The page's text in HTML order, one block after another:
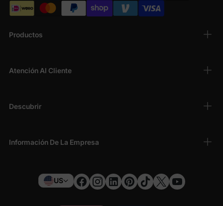
Productos
Atención Al Cliente
Descubrir
Información De La Empresa
US